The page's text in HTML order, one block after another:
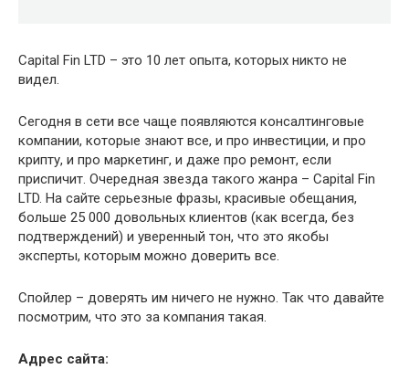
Capital Fin LTD – это 10 лет опыта, которых никто не
видел.
Сегодня в сети все чаще появляются консалтинговые
компании, которые знают все, и про инвестиции, и про
крипту, и про маркетинг, и даже про ремонт, если
приспичит. Очередная звезда такого жанра – Capital Fin
LTD. На сайте серьезные фразы, красивые обещания,
больше 25 000 довольных клиентов (как всегда, без
подтверждений) и уверенный тон, что это якобы
эксперты, которым можно доверить все.
Спойлер – доверять им ничего не нужно. Так что давайте
посмотрим, что это за компания такая.
Адрес сайта: